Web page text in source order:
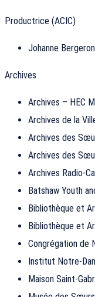
Productrice (ACIC)
Johanne Bergeron
Archives
Archives – HEC
Archives de la
Archives des
Archives des
Archives Radio-
Batshaw Youth
Bibliothèque et
Bibliothèque et
Congrégation de
Institut Notre-
Maison Saint-